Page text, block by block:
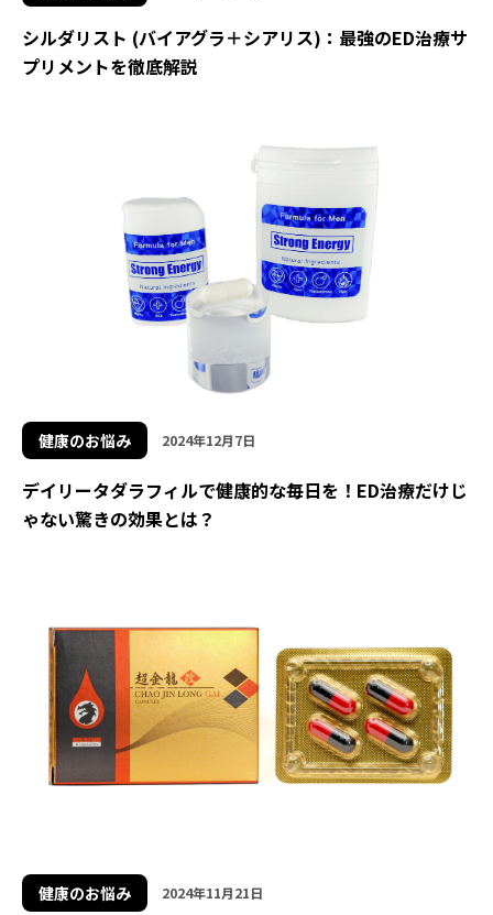
シルダリスト (バイアグラ＋シアリス)：最強のED治療サ
プリメントを徹底解説
健康のお悩み 2024年12月7日
デイリータダラフィルで健康的な毎日を！ED治療だけじ
ゃない驚きの効果とは？
健康のお悩み 2024年11月21日